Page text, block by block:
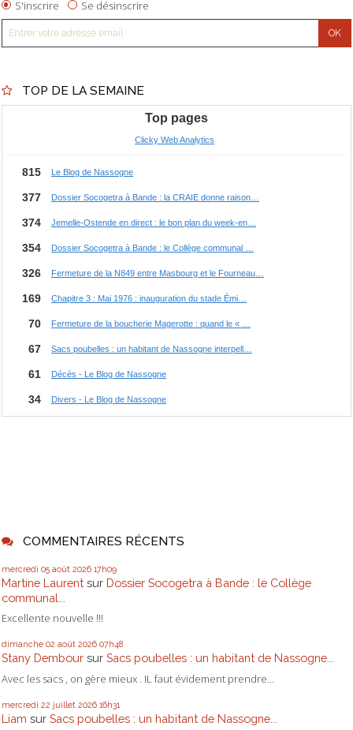
S'inscrire Se désinscrire
TOP DE LA SEMAINE
COMMENTAIRES RÉCENTS
mercredi 05 août 2026 17h09
Martine Laurent sur Dossier Socogetra à Bande : le Collège
communal...
Excellente nouvelle !!!
dimanche 02 août 2026 07h48
Stany Dembour sur Sacs poubelles : un habitant de Nassogne...
Avec les sacs , on gère mieux . IL faut évidement prendre...
mercredi 22 juillet 2026 16h31
Liam sur Sacs poubelles : un habitant de Nassogne...